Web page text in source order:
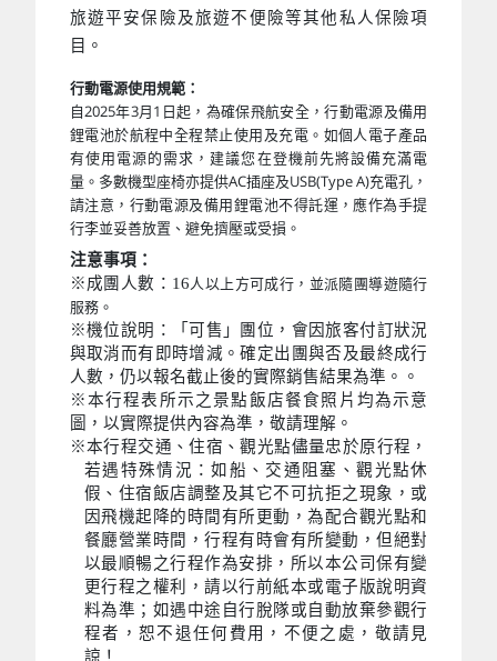
旅遊平安保險及旅遊不便險等其他私人保險項
目。
行動電源使用規範：
自2025年3月1日起，為確保飛航安全，行動電源及備用
鋰電池於航程中全程禁止使用及充電。如個人電子產品
有使用電源的需求，建議您在登機前先將設備充滿電
量。多數機型座椅亦提供AC插座及USB(Type A)充電孔，
請注意，行動電源及備用鋰電池不得託運，應作為手提
行李並妥善放置、避免擠壓或受損。
注意事項：
※成團人數：16 人以上方可成行，並派隨團導遊隨行
服務。
※機位說明：「可售」團位，會因旅客付訂狀況
與取消而有即時增減。確定出團與否及最終成行
人數，仍以報名截止後的實際銷售結果為準。。
※本行程表所示之景點飯店餐食照片均為示意
圖，以實際提供內容為準，敬請理解。
※本行程交通、住宿、觀光點儘量忠於原行程，
若遇特殊情況：如船、交通阻塞、觀光點休
假、住宿飯店調整及其它不可抗拒之現象，或
因飛機起降的時間有所更動，為配合觀光點和
餐廳營業時間，行程有時會有所變動，但絕對
以最順暢之行程作為安排，所以本公司保有變
更行程之權利，請以行前紙本或電子版說明資
料為準；如遇中途自行脫隊或自動放棄參觀行
程者，恕不退任何費用，不便之處，敬請見
諒！